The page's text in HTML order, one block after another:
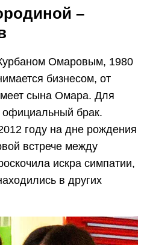
–
Омаровым, 1980
бизнесом, от
сына Омара. Для
официальный брак.
году на дне рождения
встрече между
искра симпатии,
в других